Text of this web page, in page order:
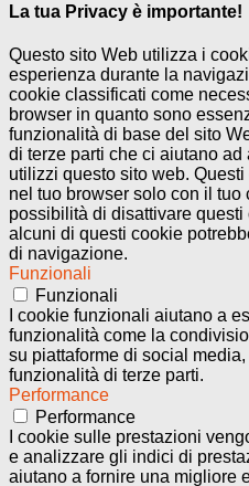
La tua Privacy è importante!
Questo sito Web utilizza i
esperienza durante la
cookie classificati come
browser in quanto sono
funzionalità di base del sito
di terze parti che ci aiutano
utilizzi questo sito web.
nel tuo browser solo con il tuo
possibilità di disattivare
alcuni di questi cookie
di navigazione.
Funzionali
Funzionali
I cookie funzionali aiutano a
funzionalità come la
su piattaforme di social
funzionalità di terze parti.
Performance
Performance
I cookie sulle prestazioni
e analizzare gli indici di
aiutano a fornire una migliore